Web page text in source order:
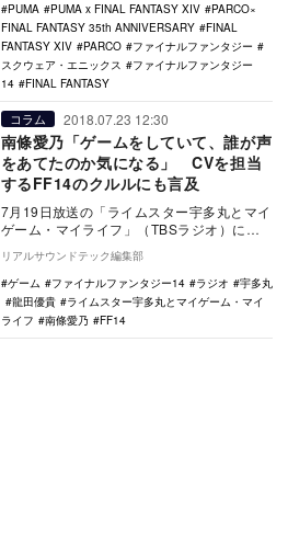
PUMA
PUMA x FINAL FANTASY XIV
PARCO×
FINAL FANTASY 35th ANNIVERSARY
FINAL
FANTASY XIV
PARCO
ファイナルファンタジー
スクウェア・エニックス
ファイナルファンタジー
14
FINAL FANTASY
コラム 2018.07.23 12:30
南條愛乃「ゲームをしていて、誰が声
をあてたのか気になる」 CVを担当
するFF14のクルルにも言及
7月19日放送の「ライムスター宇多丸とマイ
ゲーム・マイライフ」（TBSラジオ）に、
声優の南條愛乃がゲスト出演。先週に引き
続き、オ…
リアルサウンドテック編集部
ゲーム
ファイナルファンタジー14 ラジオ
宇多丸
龍田優貴
ライムスター宇多丸とマイゲーム・マイ
ライフ
南條愛乃 FF14